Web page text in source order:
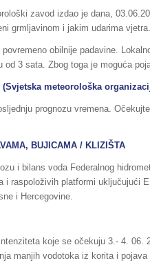
zavod izdao je dana,
grmljavinom i jakim udarima
obilnije padavine.
od 3 sata. Zbog toga je moguća
meteorološka
prognozu vremena.
BUJICAMA / KLIZIŠTA
i bilans voda Federalnog
i raspoloživih platformi uključujući
i Hercegovine.
koje se očekuju 3.- 4. 06.
manjih vodotoka iz korita i pojava